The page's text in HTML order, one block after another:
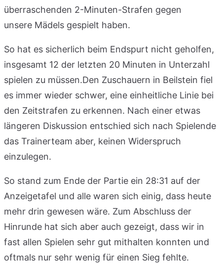
überraschenden 2-Minuten-Strafen gegen
unsere Mädels gespielt haben.
So hat es sicherlich beim Endspurt nicht geholfen,
insgesamt 12 der letzten 20 Minuten in Unterzahl
spielen zu müssen.Den Zuschauern in Beilstein fiel
es immer wieder schwer, eine einheitliche Linie bei
den Zeitstrafen zu erkennen. Nach einer etwas
längeren Diskussion entschied sich nach Spielende
das Trainerteam aber, keinen Widerspruch
einzulegen.
So stand zum Ende der Partie ein 28:31 auf der
Anzeigetafel und alle waren sich einig, dass heute
mehr drin gewesen wäre. Zum Abschluss der
Hinrunde hat sich aber auch gezeigt, dass wir in
fast allen Spielen sehr gut mithalten konnten und
oftmals nur sehr wenig für einen Sieg fehlte.